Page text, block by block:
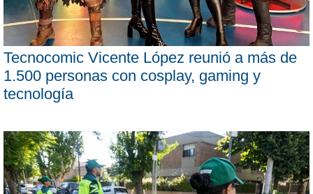
Tecnocomic Vicente López reunió a más de
1.500 personas con cosplay, gaming y
tecnología